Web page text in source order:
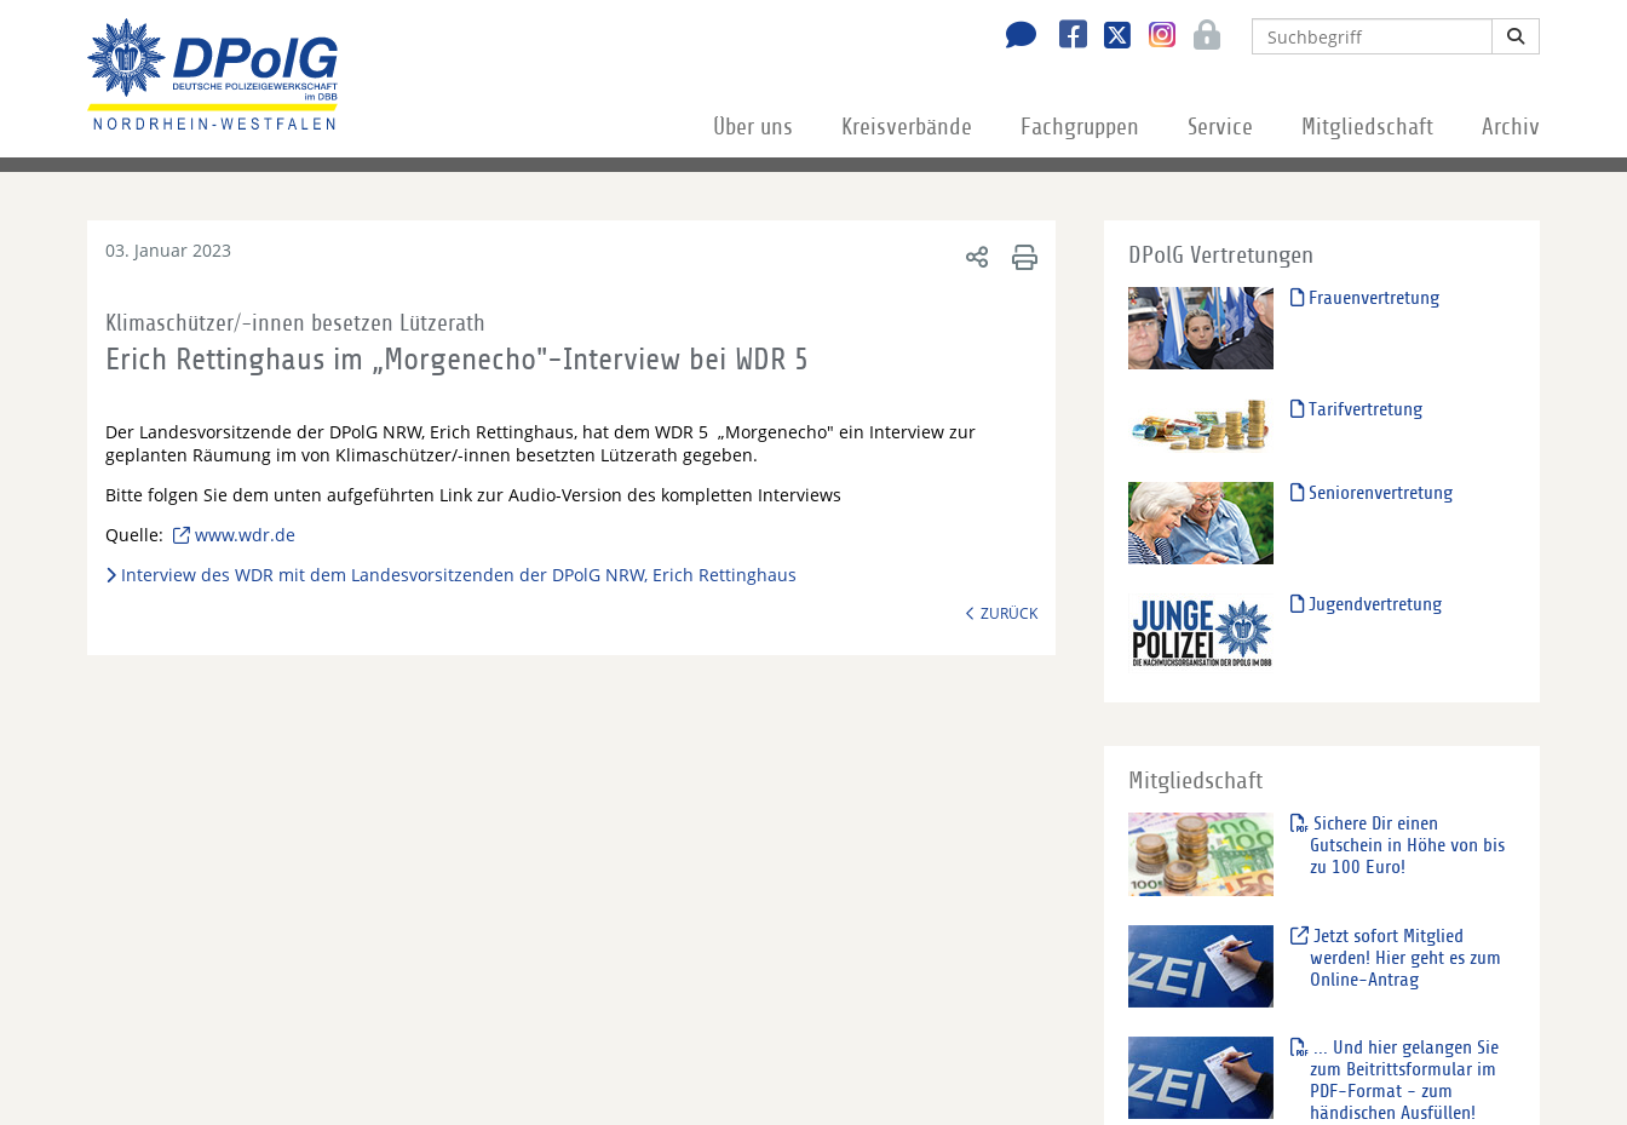
Über uns Kreisverbände Fachgruppen Service Mitgliedschaft Archiv
03. Januar 2023
Klimaschützer/-innen besetzen Lützerath
Erich Rettinghaus im „Morgenecho"-Interview bei WDR 5
Der Landesvorsitzende der DPolG NRW, Erich Rettinghaus, hat dem WDR 5 „Morgenecho" ein Interview zur
geplanten Räumung im von Klimaschützer/-innen besetzten Lützerath gegeben.
Bitte folgen Sie dem unten aufgeführten Link zur Audio-Version des kompletten Interviews
Quelle:
www.wdr.de
Interview des WDR mit dem Landesvorsitzenden der DPolG NRW, Erich Rettinghaus
ZURÜCK
DPolG Vertretungen
Frauenvertretung
Tarifvertretung
Seniorenvertretung
Jugendvertretung
Mitgliedschaft
Sichere Dir einen
Gutschein in Höhe von bis
zu 100 Euro!
Jetzt sofort Mitglied
werden! Hier geht es zum
Online-Antrag
... Und hier gelangen Sie
zum Beitrittsformular im
PDF-Format - zum
händischen Ausfüllen!